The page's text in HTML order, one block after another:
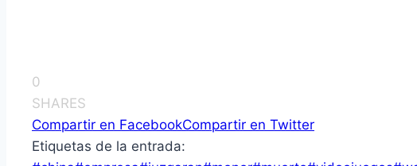
0
SHARES
Compartir en FacebookCompartir en Twitter
Etiquetas de la entrada: